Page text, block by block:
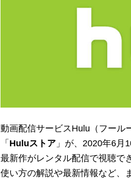
動画配信サービスHulu（フール
「 Huluストア 」が、2020年6月
最新作がレンタル配信で視聴で
使い方の解説や最新情報など、